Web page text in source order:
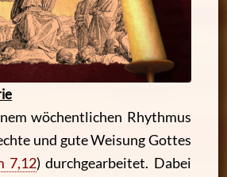
wöchentlichen Rhythmus
und gute Weisung Gottes
7,12) durchgearbeitet. Dabei